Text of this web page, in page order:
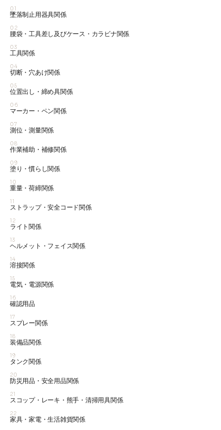
01
墜落制止用器具関係
02
腰袋・工具差し及びケース・カラビナ関係
03
工具関係
04
切断・穴あけ関係
05
位置出し・締め具関係
06
マーカー・ペン関係
07
測位・測量関係
08
作業補助・補修関係
09
塗り・慣らし関係
10
重量・荷締関係
11
ストラップ・安全コード関係
12
ライト関係
13
ヘルメット・フェイス関係
14
溶接関係
15
電気・電源関係
16
確認用品
17
スプレー関係
18
装備品関係
19
タンク関係
20
防災用品・安全用品関係
21
スコップ・レーキ・熊手・清掃用具関係
22
家具・家電・生活雑貨関係